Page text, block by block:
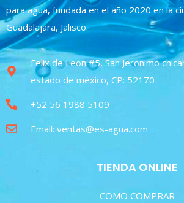
para agua, fundada en el año 2020 en la
Guadalajara, Jalisco.
Felix de Leon #5, San Jeronimo
estado de méxico, CP: 52170
+52 56 1988 5109
Email: ventas@es-agua.com
TIENDA ONLINE
COMO COMPRAR